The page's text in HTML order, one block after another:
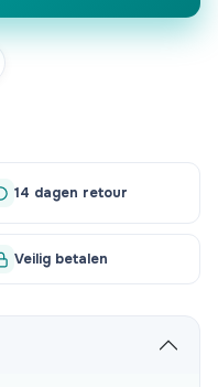
14 dagen retour
Veilig betalen